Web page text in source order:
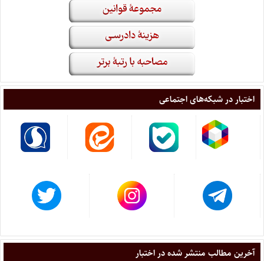
اختبار در شبکه‌های اجتماعی
آخرین مطالب منتشر شده در اختبار